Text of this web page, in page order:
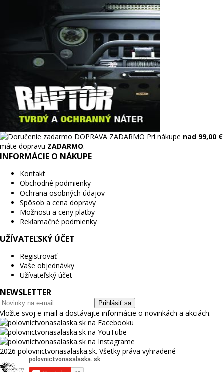
DOPRAVA ZADARMO Pri nákupe nad 99,00 €
máte dopravu ZADARMO.
INFORMÁCIE O NÁKUPE
Kontakt
Obchodné podmienky
Ochrana osobných údajov
Spôsob a cena dopravy
Možnosti a ceny platby
Reklamačné podmienky
UŽÍVATEĽSKÝ ÚČET
Registrovať
Vaše objednávky
Užívateľský účet
NEWSLETTER
Prihlásiť sa
Vložte svoj e-mail a dostávajte informácie o novinkách a akciách.
2026 polovnictvonasalaska.sk. Všetky práva vyhradené